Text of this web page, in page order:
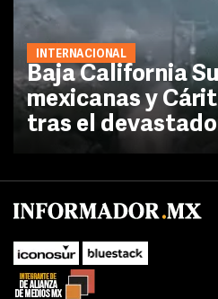
INTERNACIONAL
Baja California
mexicanas y
tras el